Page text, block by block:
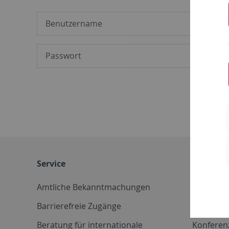
Service
Amtliche Bekanntmachungen
Barrierefreie Zugänge
Beratung für internationale